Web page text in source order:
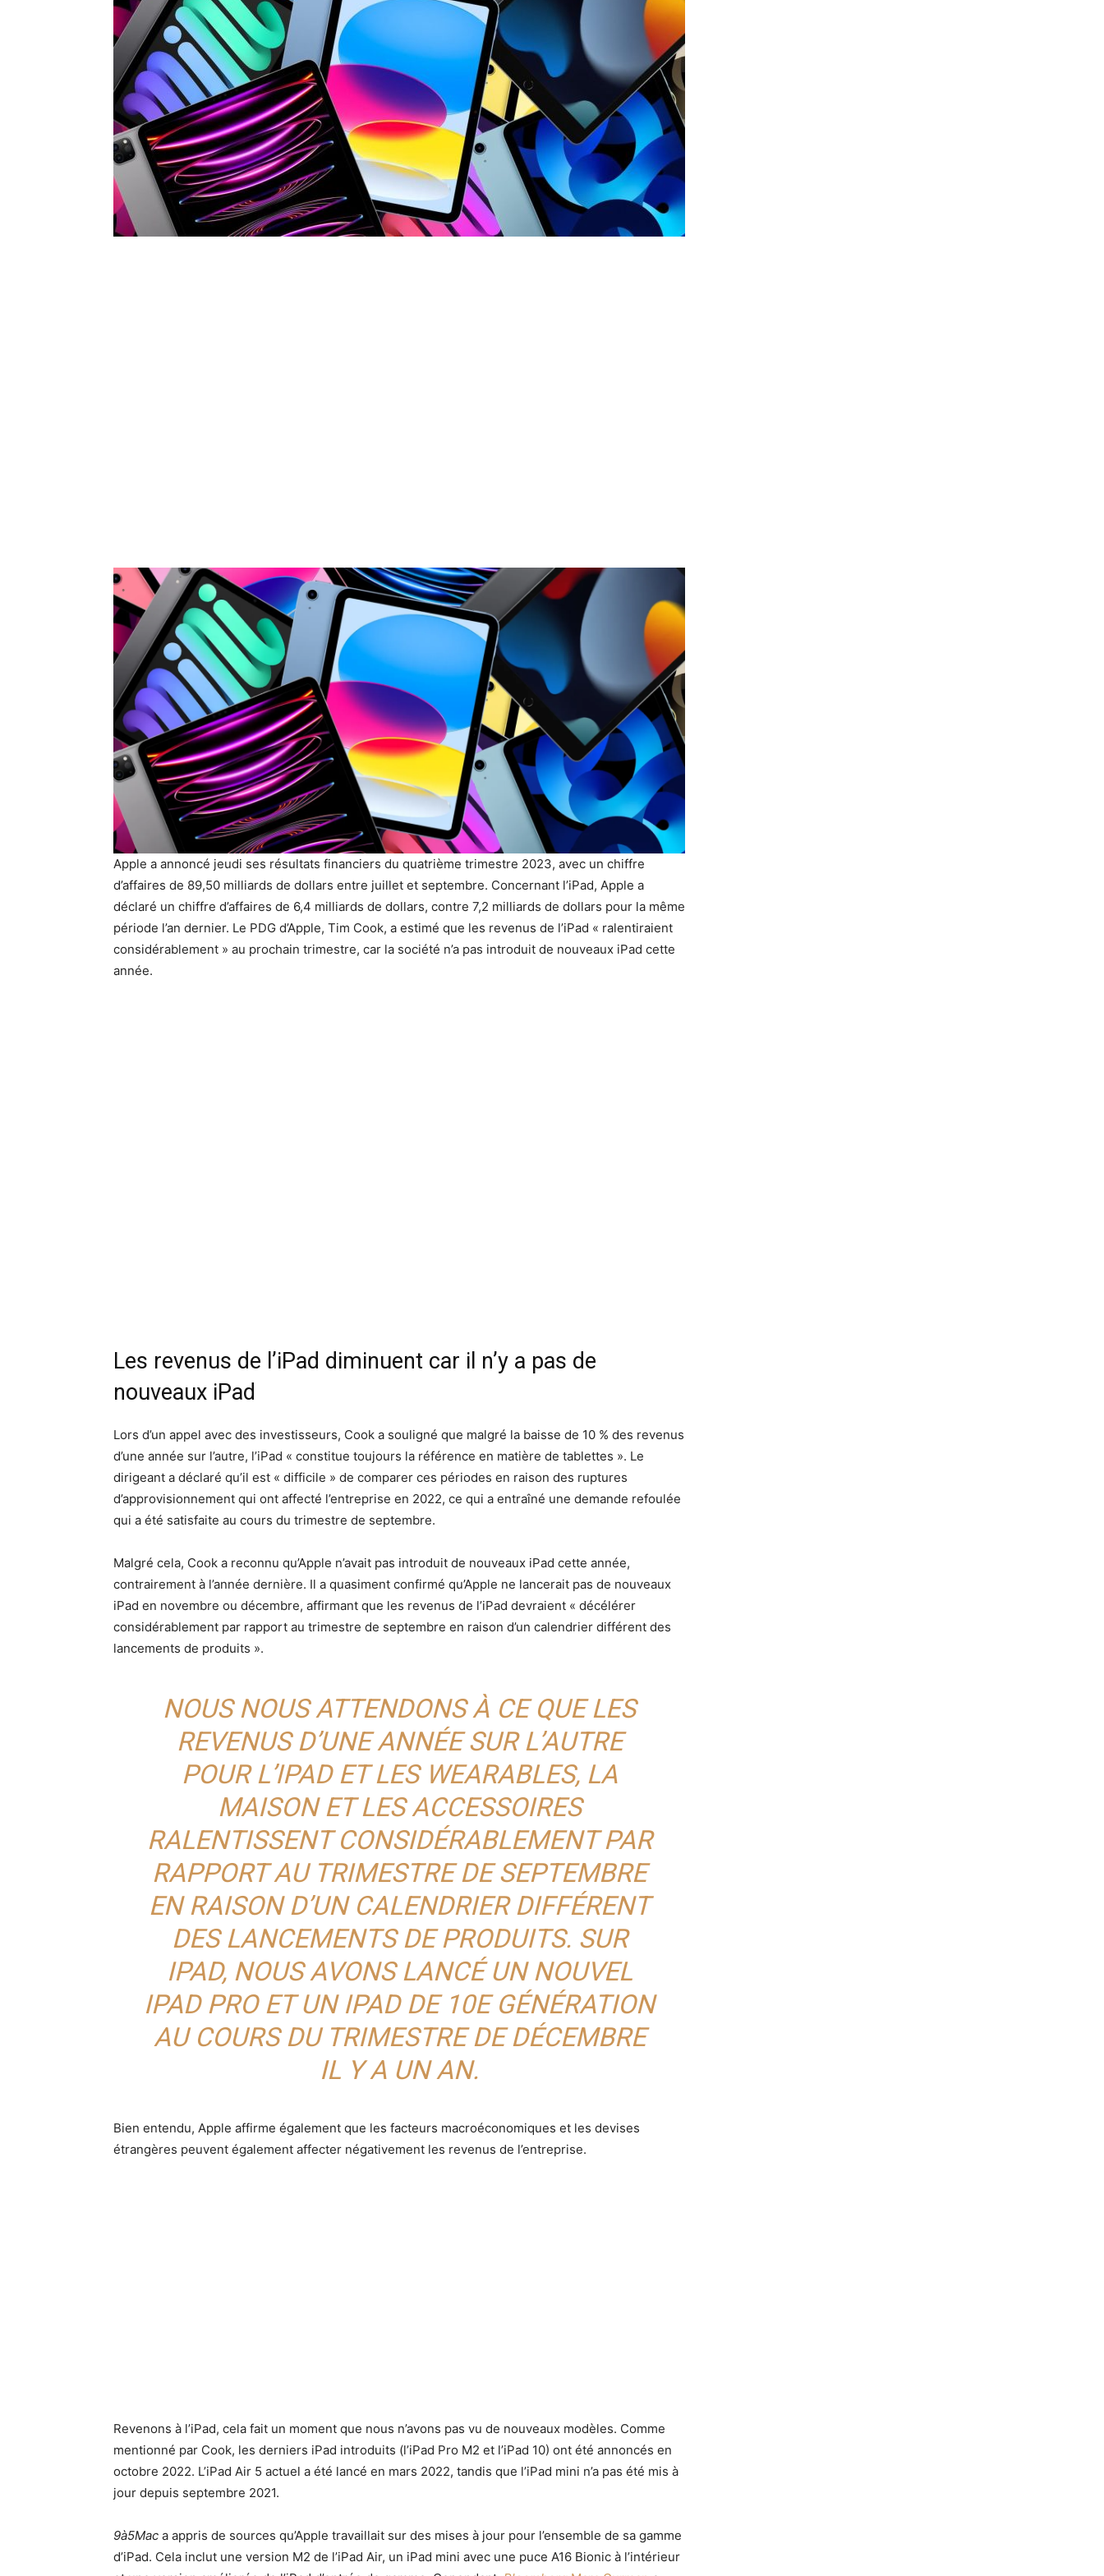
Apple a annoncé jeudi ses résultats financiers du quatrième trimestre 2023, avec un chiffre
d’affaires de 89,50 milliards de dollars entre juillet et septembre. Concernant l’iPad, Apple a
déclaré un chiffre d’affaires de 6,4 milliards de dollars, contre 7,2 milliards de dollars pour la même
période l’an dernier. Le PDG d’Apple, Tim Cook, a estimé que les revenus de l’iPad « ralentiraient
considérablement » au prochain trimestre, car la société n’a pas introduit de nouveaux iPad cette
année.
Les revenus de l’iPad diminuent car il n’y a pas de
nouveaux iPad
Lors d’un appel avec des investisseurs, Cook a souligné que malgré la baisse de 10 % des revenus
d’une année sur l’autre, l’iPad « constitue toujours la référence en matière de tablettes ». Le
dirigeant a déclaré qu’il est « difficile » de comparer ces périodes en raison des ruptures
d’approvisionnement qui ont affecté l’entreprise en 2022, ce qui a entraîné une demande refoulée
qui a été satisfaite au cours du trimestre de septembre.
Malgré cela, Cook a reconnu qu’Apple n’avait pas introduit de nouveaux iPad cette année,
contrairement à l’année dernière. Il a quasiment confirmé qu’Apple ne lancerait pas de nouveaux
iPad en novembre ou décembre, affirmant que les revenus de l’iPad devraient « décélérer
considérablement par rapport au trimestre de septembre en raison d’un calendrier différent des
lancements de produits ».
NOUS NOUS ATTENDONS À CE QUE LES
REVENUS D’UNE ANNÉE SUR L’AUTRE
POUR L’IPAD ET LES WEARABLES, LA
MAISON ET LES ACCESSOIRES
RALENTISSENT CONSIDÉRABLEMENT PAR
RAPPORT AU TRIMESTRE DE SEPTEMBRE
EN RAISON D’UN CALENDRIER DIFFÉRENT
DES LANCEMENTS DE PRODUITS. SUR
IPAD, NOUS AVONS LANCÉ UN NOUVEL
IPAD PRO ET UN IPAD DE 10E GÉNÉRATION
AU COURS DU TRIMESTRE DE DÉCEMBRE
IL Y A UN AN.
Bien entendu, Apple affirme également que les facteurs macroéconomiques et les devises
étrangères peuvent également affecter négativement les revenus de l’entreprise.
Revenons à l’iPad, cela fait un moment que nous n’avons pas vu de nouveaux modèles. Comme
mentionné par Cook, les derniers iPad introduits (l’iPad Pro M2 et l’iPad 10) ont été annoncés en
octobre 2022. L’iPad Air 5 actuel a été lancé en mars 2022, tandis que l’iPad mini n’a pas été mis à
jour depuis septembre 2021.
9à5Mac a appris de sources qu’Apple travaillait sur des mises à jour pour l’ensemble de sa gamme
d’iPad. Cela inclut une version M2 de l’iPad Air, un iPad mini avec une puce A16 Bionic à l’intérieur